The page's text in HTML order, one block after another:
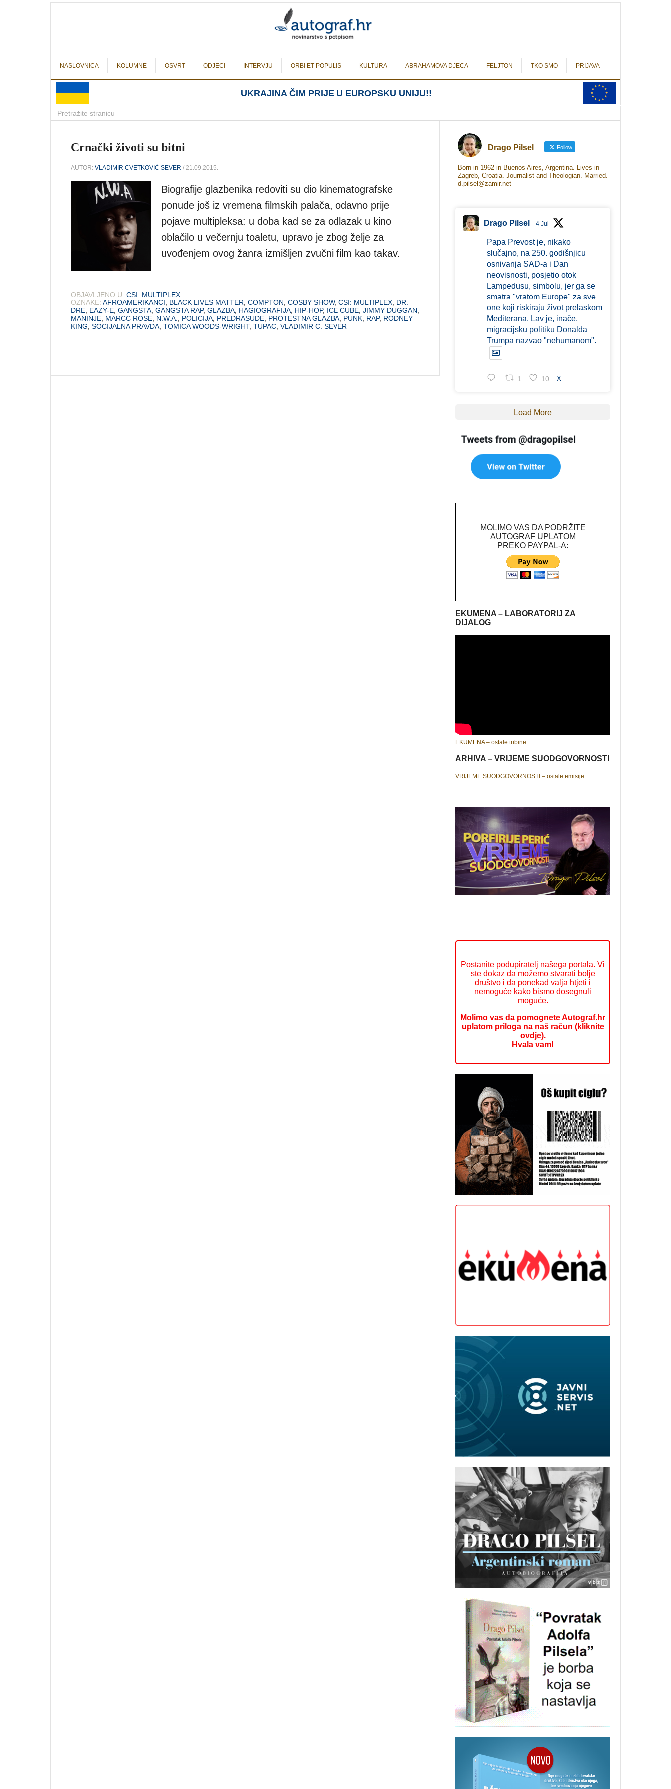
NASLOVNICA KOLUMNE OSVRT ODJECI INTERVJU ORBI ET POPULIS KULTURA ABRAHAMOVA DJECA FELJTON TKO SMO PRIJAVA
UKRAJINA ČIM PRIJE U EUROPSKU UNIJU!!
Crnački životi su bitni
AUTOR: VLADIMIR CVETKOVIĆ SEVER / 21.09.2015.
Biografije glazbenika redoviti su dio kinematografske
ponude još iz vremena filmskih palača, odavno prije
pojave multipleksa: u doba kad se za odlazak u kino
oblačilo u večernju toaletu, upravo je zbog želje za
uvođenjem ovog žanra izmišljen zvučni film kao takav.
OBJAVLJENO U: CSI: MULTIPLEX
OZNAKE: AFROAMERIKANCI BLACK LIVES MATTER COMPTON COSBY SHOW, CSI: MULTIPLEX DR.
DRE EAZY-E GANGSTA GANGSTA RAP, GLAZBA HAGIOGRAFIJA HIP-HOP, ICE CUBE JIMMY DUGGAN
MANINJE MARCC ROSE N.W.A. POLICIJA PREDRASUDE PROTESTNA GLAZBA PUNK RAP, RODNEY
KING SOCIJALNA PRAVDA TOMICA WOODS-WRIGHT, TUPAC VLADIMIR C. SEVER
Drago Pilsel Follow
Born in 1962 in Buenos Aires, Argentina. Lives in
Zagreb, Croatia. Journalist and Theologian. Married.
d.pilsel@zamir.net
Drago Pilsel 4 Jul
Papa Prevost je, nikako
slučajno, na 250. godišnjicu
osnivanja SAD-a i Dan
neovisnosti, posjetio otok
Lampedusu, simbolu, jer ga se
smatra "vratom Europe" za sve
one koji riskiraju život prelaskom
Mediterana. Lav je, inače,
migracijsku politiku Donalda
Trumpa nazvao "nehumanom".
1 10 X
Load More
MOLIMO VAS DA PODRŽITE
AUTOGRAF UPLATOM
PREKO PAYPAL-A:
EKUMENA – LABORATORIJ ZA
DIJALOG
EKUMENA – ostale tribine
ARHIVA – VRIJEME SUODGOVORNOSTI
VRIJEME SUODGOVORNOSTI – ostale emisije
Postanite podupiratelj našega portala. Vi
ste dokaz da možemo stvarati bolje
društvo i da ponekad valja htjeti i
nemoguće kako bismo dosegnuli
moguće.
Molimo vas da pomognete Autograf.hr
uplatom priloga na naš račun (kliknite
ovdje).
Hvala vam!